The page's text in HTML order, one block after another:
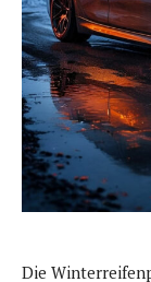
Die